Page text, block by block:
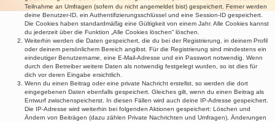
Teilnahme an Umfragen (sofern du nicht angemeldet bist) gespeichert. Ferner werden
deine Benutzer-ID, ein Authentifizierungsschlüssel und eine Session-ID gespeichert.
Die Cookies haben standardmäßig eine Gültigkeit von einem Jahr. Alle Cookies kannst
du jederzeit über die Funktion „Alle Cookies löschen“ löschen.
Weiterhin werden die Daten gespeichert, die du bei der Registrierung, in deinem Profil
oder deinem persönlichem Bereich angibst. Für die Registrierung sind mindestens ein
eindeutiger Benutzername, eine E-Mail-Adresse und ein Passwort notwendig. Wenn
durch den Betreiber weitere Daten als notwendig festgelegt wurden, so ist dies für
dich vor deren Eingabe ersichtlich.
Wenn du einen Beitrag oder eine private Nachricht erstellst, so werden die dort
eingegebenen Daten ebenfalls gespeichert. Gleiches gilt, wenn du einen Beitrag als
Entwurf zwischenspeicherst. In diesen Fällen wird auch deine IP-Adresse gespeichert.
Die IP-Adresse wird weiterhin bei folgenden Aktionen gespeichert: Löschen und
Ändern von Beiträgen (dazu zählen Private Nachrichten und Umfragen), Änderungen